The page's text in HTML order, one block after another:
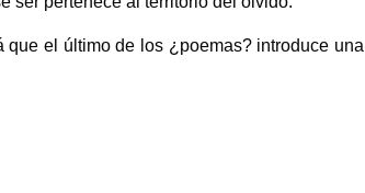
el último de los ¿poemas? introduce una